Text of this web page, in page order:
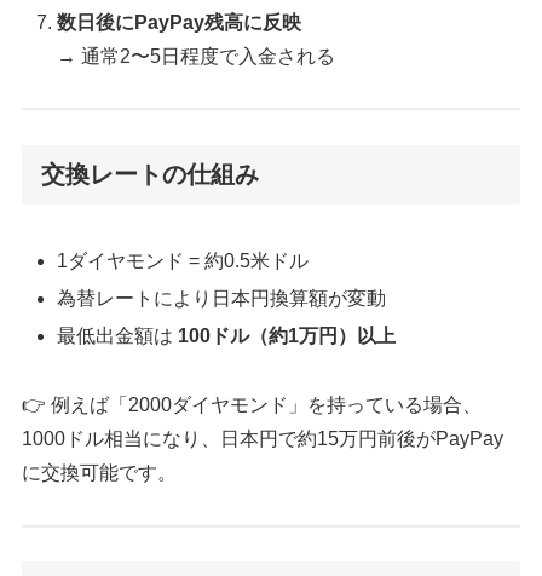
数日後にPayPay残高に反映
→ 通常2〜5日程度で入金される
交換レートの仕組み
1ダイヤモンド = 約0.5米ドル
為替レートにより日本円換算額が変動
最低出金額は 100ドル（約1万円）以上
👉 例えば「2000ダイヤモンド」を持っている場合、
1000ドル相当になり、日本円で約15万円前後がPayPay
に交換可能です。